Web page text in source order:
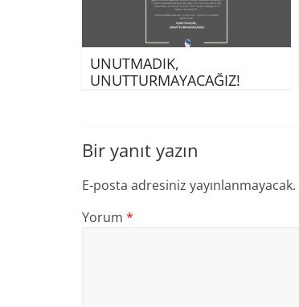
UNUTMADIK,
UNUTTURMAYACAĞIZ!
Bir yanıt yazın
E-posta adresiniz yayınlanmayacak.
Yorum *